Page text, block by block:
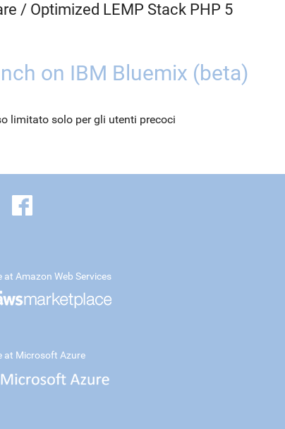
/ Optimized LEMP Stack PHP 5
on IBM Bluemix (beta)
limitato solo per gli utenti precoci
at Amazon Web Services
at Microsoft Azure